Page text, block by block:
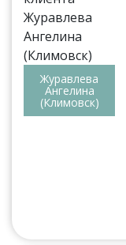
Журавлева
Ангелина
(Климовск)